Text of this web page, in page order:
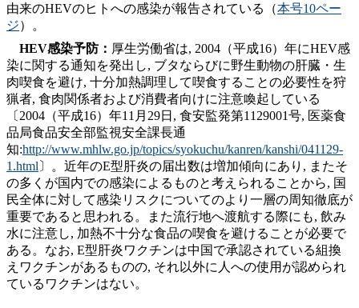
由来のHEVのヒトへの感染が報告されている（本号10ペー
ジ）。
HEV感染予防： 厚生労働省は, 2004（平成16）年にHEV感
染に関する通知を発出し, ブタならびに野生動物の肝臓・生
肉喫食を避け, 十分加熱調理して喫食することの必要性を狩
猟者, 食肉関係者および消費者向けに注意喚起している
〔2004（平成16）年11月29日, 食安監発第1129001号, 医薬食
品局食品安全部監視安全課長通
知:http://www.mhlw.go.jp/topics/syokuchu/kanren/kanshi/041129-
1.html 〕。近年のE型肝炎の届出数は増加傾向にあり, またそ
の多くが国内での感染によるものと考えられることから, 国
民全体に対して感染リスクについてのより一層の周知徹底が
重要であると思われる。また流行地へ渡航する際にも, 飲み
水に注意し, 加熱不十分な食品の喫食を避けることが必要で
ある。なお, E型肝炎ワクチンは中国で承認されている組換
えワクチンがあるものの, それ以外に人への使用が認められ
ているワクチンはない。